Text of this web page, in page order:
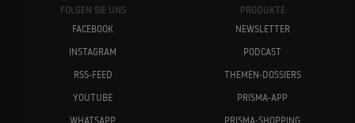
FOLGEN SIE UNS
FACEBOOK
INSTAGRAM
RSS-FEED
YOUTUBE
WHATSAPP
PRODUKTE
NEWSLETTER
PODCAST
THEMEN-DOSSIERS
PRISMA-APP
PRISMA-SHOPPING